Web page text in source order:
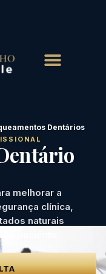
Dentários
melhorar a
clínica,
naturais
paciente.